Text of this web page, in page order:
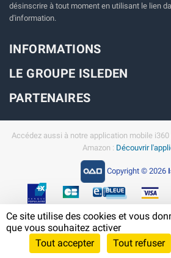
désinscrire à tout moment en utilisant le lien
d'information.
INFORMATIONS
LE GROUPE ISLEDEN
PARTENAIRES
Accédez aussi à notre application mobile
Amazon : Découvrir
Copyright © 2026
En savoir plus sur Amazon en
Ce site utilise des cookies et vous
que vous souhaitez activer
Tout accepter
Tout refuser